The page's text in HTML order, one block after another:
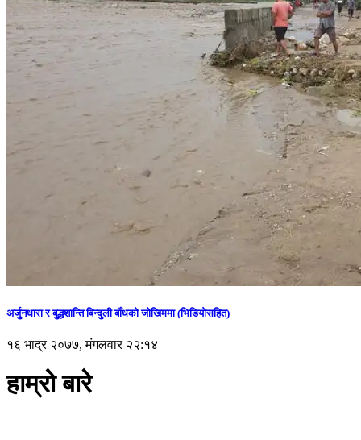
अर्जुनधारा र बुद्धशान्ति बिन्दुली बाँधको जोखिममा (भिडियाेसहित)
१६ भाद्र २०७७, मंगलवार २२:१४
हाम्रो बारे